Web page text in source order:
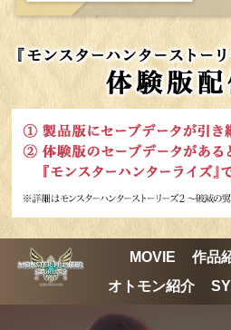
MOVIE 作品
オトモン紹介